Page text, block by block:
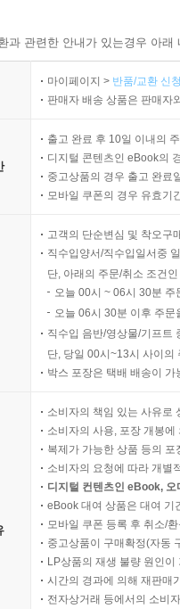
과 관련한 안내가 있는경우 아
마이페이지 > 반품/교환 신
판매자 배송 상품은 판매자
출고 완료 후 10일 이내의
디지털 콘텐츠인 eBook의
중고상품의 경우 출고 완료
모바일 쿠폰의 경우 유효기
고객의 단순변심 및 착오구
직수입양서/직수입일서중
단, 아래의 주문/취소 조건
오늘 00시 ~ 06시 30분
오늘 06시 30분 이후 주
직수입 음반/영상물/기프트
단, 당일 00시~13시 사이의
박스 포장은 택배 배송이
소비자의 책임 있는 사유로
소비자의 사용, 포장 개봉
복제가 가능한 상품 등의
소비자의 요청에 따라 개별
디지털 컨텐츠인 eBook,
eBook 대여 상품은 대여 기
모바일 쿠폰 등록 후 취소/
중고상품이 구매확정(자동
LP상품의 재생 불량 원인
시간의 경과에 의해 재판매
전자상거래 등에서의 소비